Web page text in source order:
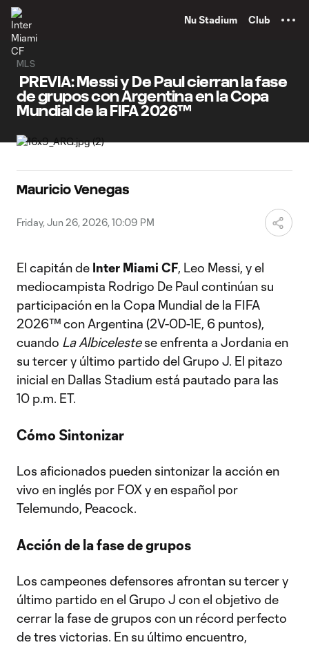
Nu Stadium Club
MLS
PREVIA: Messi y De Paul cierran la fase
de grupos con Argentina en la Copa
Mundial de la FIFA 2026™
Mauricio Venegas
Friday, Jun 26, 2026, 10:09 PM
El capitán de Inter Miami CF, Leo Messi, y el
mediocampista Rodrigo De Paul continúan su
participación en la Copa Mundial de la FIFA
2026™ con Argentina (2V-0D-1E, 6 puntos),
cuando La Albicelestese enfrenta a Jordania en
su tercer y último partido del Grupo J. El pitazo
inicial en Dallas Stadium está pautado para las
10 p.m. ET.
Cómo Sintonizar
Los aficionados pueden sintonizar la acción en
vivo en inglés por FOX y en español por
Telemundo, Peacock.
Acción de la fase de grupos
Los campeones defensores afrontan su tercer y
último partido en el Grupo J con el objetivo de
cerrar la fase de grupos con un récord perfecto
de tres victorias. En su último encuentro,